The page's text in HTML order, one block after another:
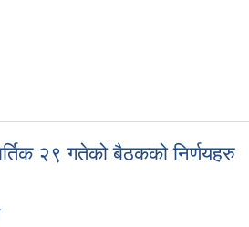
२९ गतेको बैठकको निर्णयहरु